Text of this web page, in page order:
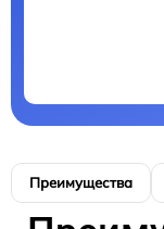
Преимущества